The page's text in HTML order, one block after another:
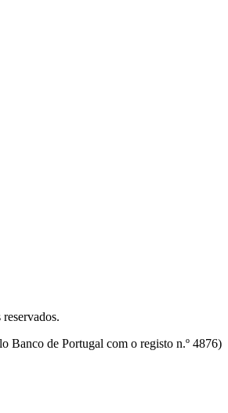
Banco de Portugal com o registo n.º 4876)